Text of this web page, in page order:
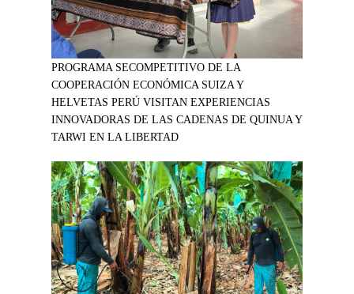
PROGRAMA SECOMPETITIVO DE LA
COOPERACIÓN ECONÓMICA SUIZA Y
HELVETAS PERÚ VISITAN EXPERIENCIAS
INNOVADORAS DE LAS CADENAS DE QUINUA Y
TARWI EN LA LIBERTAD